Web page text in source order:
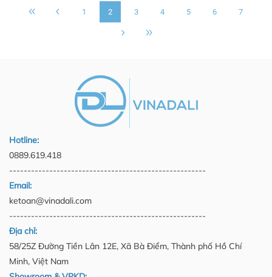
1 2 3 4 5 6 7
Hotline:
0889.619.418
------------------------------------------------------
Email:
ketoan@vinadali.com
------------------------------------------------------
Địa chỉ:
58/25Z Đường Tiền Lân 12E, Xã Bà Điểm, Thành phố Hồ Chí
Minh, Việt Nam